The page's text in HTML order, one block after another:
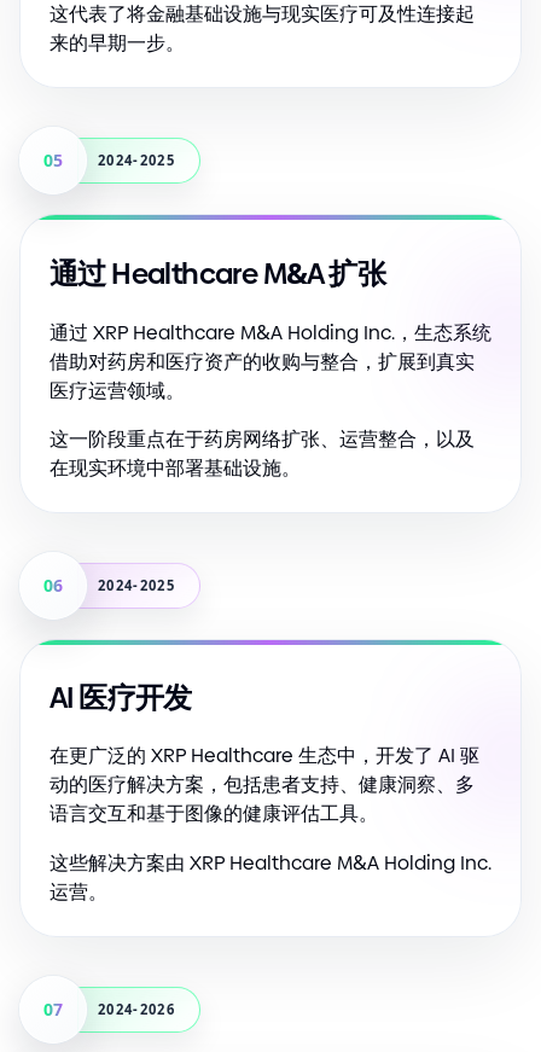
这代表了将金融基础设施与现实医疗可及性连接起
来的早期一步。
05 2024-2025
通过 Healthcare M&A 扩张
通过 XRP Healthcare M&A Holding Inc.，生态系统
借助对药房和医疗资产的收购与整合，扩展到真实
医疗运营领域。
这一阶段重点在于药房网络扩张、运营整合，以及
在现实环境中部署基础设施。
06 2024-2025
AI 医疗开发
在更广泛的 XRP Healthcare 生态中，开发了 AI 驱
动的医疗解决方案，包括患者支持、健康洞察、多
语言交互和基于图像的健康评估工具。
这些解决方案由 XRP Healthcare M&A Holding Inc.
运营。
07 2024-2026